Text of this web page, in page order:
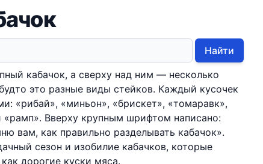
Найти
кабачок, а сверху над ним — несколько
это разные виды стейков. Каждый кусочек
«рибай», «миньон», «брискет», «томаравк»,
«рамп». Вверху крупным шрифтом написано:
вам, как правильно разделывать кабачок».
сезон и изобилие кабачков, которые
дорогие куски мяса.